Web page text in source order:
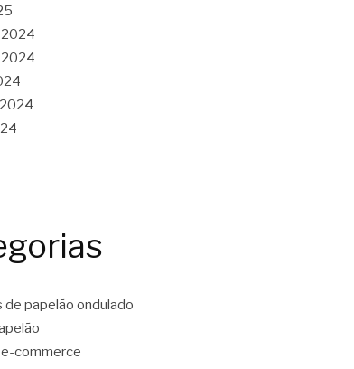
de papelão ondulado
e-commerce